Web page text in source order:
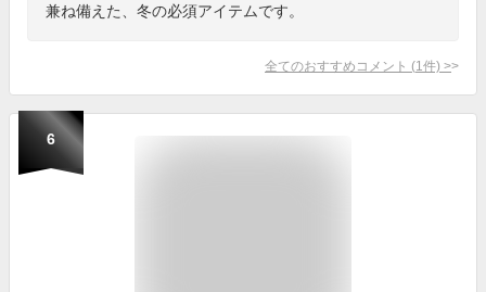
兼ね備えた、冬の必須アイテムです。
全てのおすすめコメント (1 件) >
6